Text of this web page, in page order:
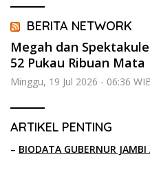
BERITA NETWORK
Megah dan
52 Pukau Ribuan Mata
Minggu, 19 Jul 2026 - 06:36
ARTIKEL PENTING
– BIODATA GUBERNUR JAMBI